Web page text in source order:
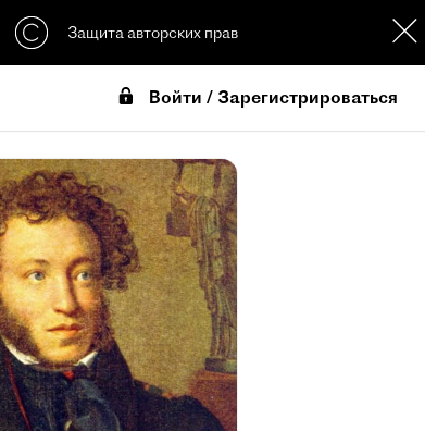
Защита авторских прав
Войти / Зарегистрироваться